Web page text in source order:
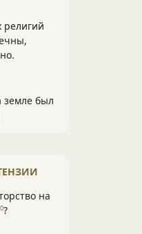
религий
земле был
на
0?